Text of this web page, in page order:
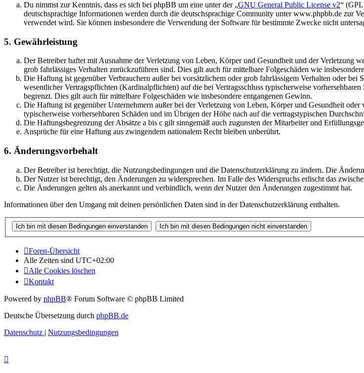
Du nimmst zur Kenntnis, dass es sich bei phpBB um eine unter der „GNU General Public License v2“
deutschsprachige Informationen werden durch die deutschsprachige Community unter www.phpbb.de zur
verwendet wird. Sie können insbesondere die Verwendung der Software für bestimmte Zwecke nicht
5. Gewährleistung
Der Betreiber haftet mit Ausnahme der Verletzung von Leben, Körper und Gesundheit und der Verletzung
grob fahrlässiges Verhalten zurückzuführen sind. Dies gilt auch für mittelbare Folgeschäden wie
Die Haftung ist gegenüber Verbrauchern außer bei vorsätzlichem oder grob fahrlässigem Verhalten oder
wesentlicher Vertragspflichten (Kardinalpflichten) auf die bei Vertragsschluss typischerweise
begrenzt. Dies gilt auch für mittelbare Folgeschäden wie insbesondere entgangenen Gewinn.
Die Haftung ist gegenüber Unternehmern außer bei der Verletzung von Leben, Körper und Gesundheit
typischerweise vorhersehbaren Schäden und im Übrigen der Höhe nach auf die vertragstypischen
Die Haftungsbegrenzung der Absätze a bis c gilt sinngemäß auch zugunsten der Mitarbeiter und
Ansprüche für eine Haftung aus zwingendem nationalem Recht bleiben unberührt.
6. Änderungsvorbehalt
Der Betreiber ist berechtigt, die Nutzungsbedingungen und die Datenschutzerklärung zu ändern. Die
Der Nutzer ist berechtigt, den Änderungen zu widersprechen. Im Falle des Widerspruchs erlischt das
Die Änderungen gelten als anerkannt und verbindlich, wenn der Nutzer den Änderungen zugestimmt hat.
Informationen über den Umgang mit deinen persönlichen Daten sind in der Datenschutzerklärung enthalten.
Foren-Übersicht
Alle Zeiten sind UTC+02:00
Alle Cookies löschen
Kontakt
Powered by phpBB® Forum Software © phpBB Limited
Deutsche Übersetzung durch phpBB.de
Datenschutz | Nutzungsbedingungen